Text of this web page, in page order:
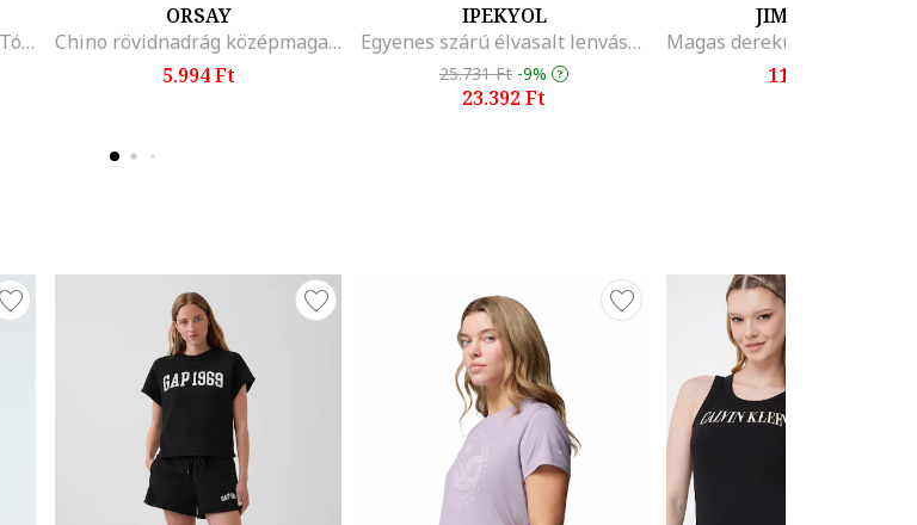
Bő szárú bordázott nadrág, Tópbarna
ORSAY
Chino rövidnadrág középmagas derékrésszel, Bézs
5.994 Ft
IPEKYOL
Egyenes szárú élvasalt lenvászon nadrág, Zsályazöld
25.731 Ft -9%
23.392 Ft
JIMMY KEY
11.464 Ft